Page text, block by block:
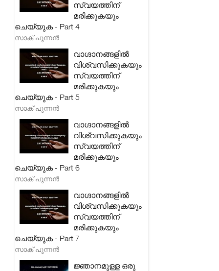
സ്വയത്തിന്
മരിക്കുകയും
ചെയ്യുക - Part 4
സാക് പുന്നൻ
വാഗ്ദാനങ്ങളിൽ
വിശ്വസിക്കുകയും
സ്വയത്തിന്
മരിക്കുകയും
ചെയ്യുക - Part 5
സാക് പുന്നൻ
വാഗ്ദാനങ്ങളിൽ
വിശ്വസിക്കുകയും
സ്വയത്തിന്
മരിക്കുകയും
ചെയ്യുക - Part 6
സാക് പുന്നൻ
വാഗ്ദാനങ്ങളിൽ
വിശ്വസിക്കുകയും
സ്വയത്തിന്
മരിക്കുകയും
ചെയ്യുക - Part 7
സാക് പുന്നൻ
ജ്ഞാനമുള്ള ഒരു